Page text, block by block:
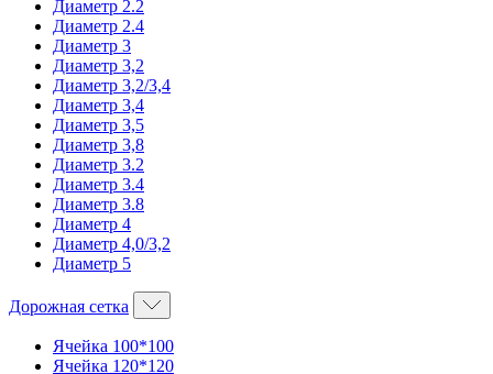
Диаметр 2.2
Диаметр 2.4
Диаметр 3
Диаметр 3,2
Диаметр 3,2/3,4
Диаметр 3,4
Диаметр 3,5
Диаметр 3,8
Диаметр 3.2
Диаметр 3.4
Диаметр 3.8
Диаметр 4
Диаметр 4,0/3,2
Диаметр 5
Дорожная сетка
Ячейка 100*100
Ячейка 120*120